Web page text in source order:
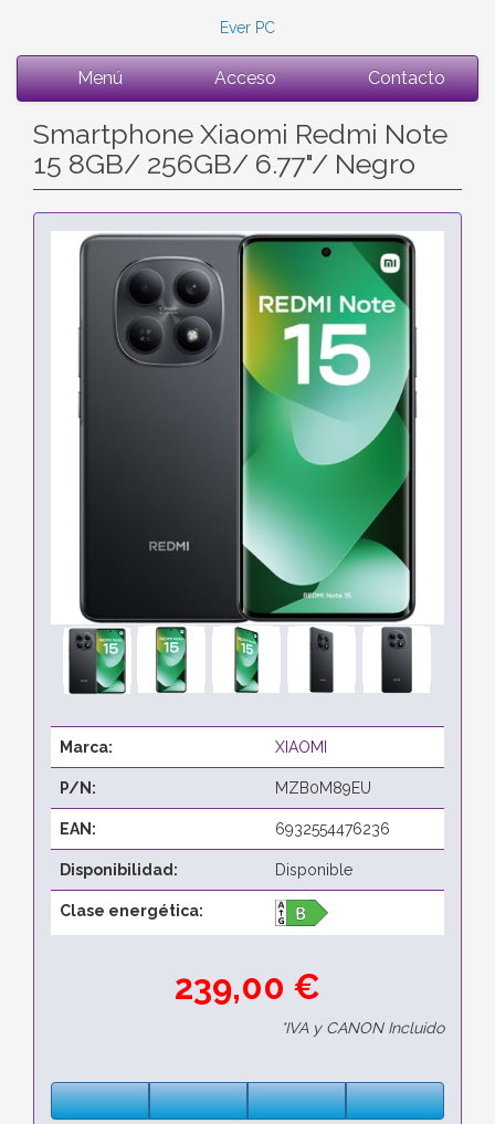
Ever PC
Menú Acceso Contacto
Smartphone Xiaomi Redmi Note
15 8GB/ 256GB/ 6.77"/ Negro
Marca: XIAOMI
P/N: MZB0M89EU
EAN: 6932554476236
Disponibilidad: Disponible
Clase energética:
239,00 €
*IVA y CANON Incluido